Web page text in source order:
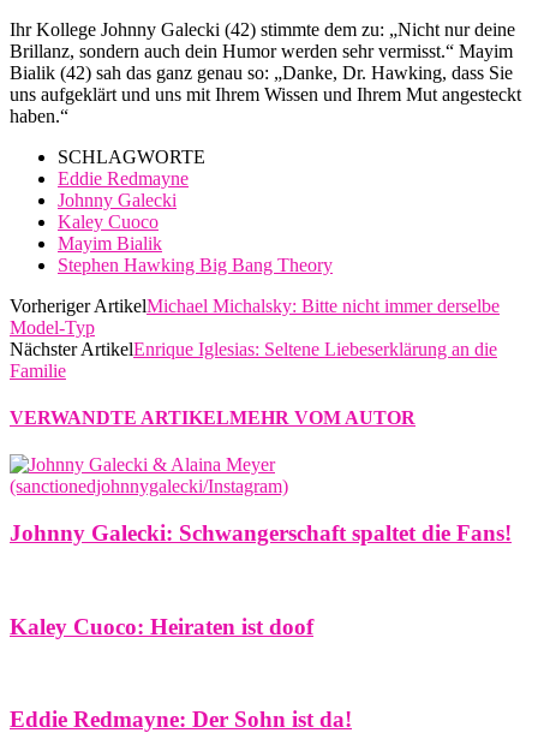
Ihr Kollege Johnny Galecki (42) stimmte dem zu: „Nicht nur deine
Brillanz, sondern auch dein Humor werden sehr vermisst.“ Mayim
Bialik (42) sah das ganz genau so: „Danke, Dr. Hawking, dass Sie
uns aufgeklärt und uns mit Ihrem Wissen und Ihrem Mut angesteckt
haben.“
SCHLAGWORTE
Eddie Redmayne
Johnny Galecki
Kaley Cuoco
Mayim Bialik
Stephen Hawking Big Bang Theory
Vorheriger ArtikelMichael Michalsky: Bitte nicht immer derselbe
Model-Typ
Nächster ArtikelEnrique Iglesias: Seltene Liebeserklärung an die
Familie
VERWANDTE ARTIKELMEHR VOM AUTOR
Johnny Galecki: Schwangerschaft spaltet die Fans!
Kaley Cuoco: Heiraten ist doof
Eddie Redmayne: Der Sohn ist da!